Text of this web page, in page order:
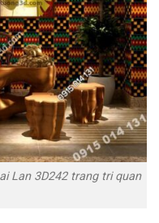
Lan 3D242 trang tri quan